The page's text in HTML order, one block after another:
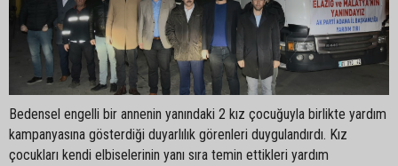
Bedensel engelli bir annenin yanındaki 2 kız çocuğuyla birlikte yardım
kampanyasına gösterdiği duyarlılık görenleri duygulandırdı. Kız
çocukları kendi elbiselerinin yanı sıra temin ettikleri yardım